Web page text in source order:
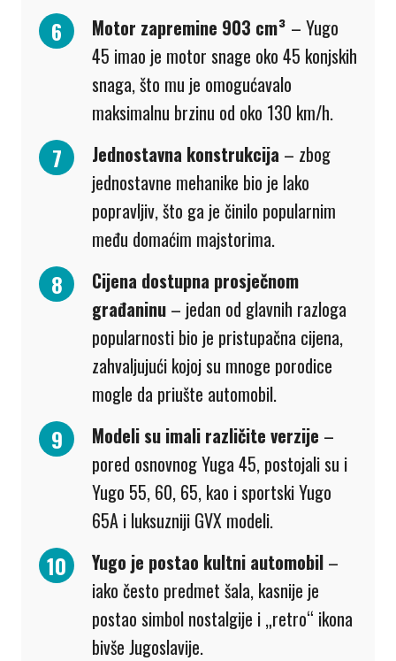
Motor zapremine 903 cm³ – Yugo
45 imao je motor snage oko 45 konjskih
snaga, što mu je omogućavalo
maksimalnu brzinu od oko 130 km/h.
Jednostavna konstrukcija – zbog
jednostavne mehanike bio je lako
popravljiv, što ga je činilo popularnim
među domaćim majstorima.
Cijena dostupna prosječnom
građaninu – jedan od glavnih razloga
popularnosti bio je pristupačna cijena,
zahvaljujući kojoj su mnoge porodice
mogle da priušte automobil.
Modeli su imali različite verzije –
pored osnovnog Yuga 45, postojali su i
Yugo 55, 60, 65, kao i sportski Yugo
65A i luksuzniji GVX modeli.
Yugo je postao kultni automobil –
iako često predmet šala, kasnije je
postao simbol nostalgije i „retro“ ikona
bivše Jugoslavije.